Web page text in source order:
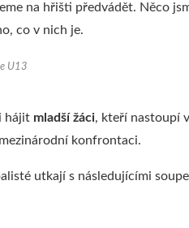
na hřišti předvádět. Něco
co v nich je.
U13
hájit mladší žáci, kteří nastoupí
konfrontaci.
utkají s následujícími